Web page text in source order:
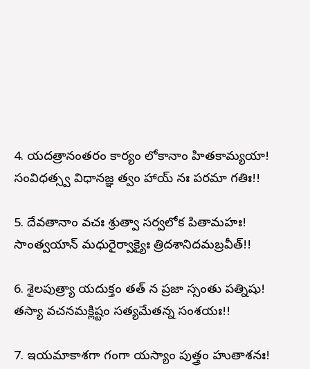
4. యదత్రానంతరం కార్యం లోకానాం హితకామ్యయా!
సంవిధత్స్వ విధానజ్ఞ త్వం హాయ్ నః పరమా గతిః!!
5. దేవతానాం వచః శ్రుత్వా సర్వలోక పితామహః!
సాంత్వయాన్ మధురైర్వాక్యైః త్రిదశానిదమబ్రవీత్!!
6. శైలపుత్ర్యా యదుక్తం తత్ న ప్రజా స్సంతు పత్నిషు!
తస్యా వచనమక్లిష్టం సత్యమేతన్న సంశయః!!
7. ఇయమాకాశగా గంగా యస్యాం పుత్త్రం హుతాశనః!